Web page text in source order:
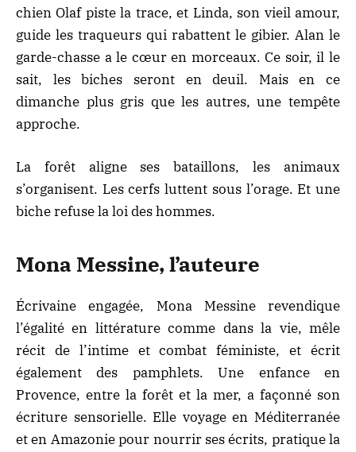
chien Olaf piste la trace, et Linda, son vieil amour,
guide les traqueurs qui rabattent le gibier. Alan le
garde-chasse a le cœur en morceaux. Ce soir, il le
sait, les biches seront en deuil. Mais en ce
dimanche plus gris que les autres, une tempête
approche.
La forêt aligne ses bataillons, les animaux
s’organisent. Les cerfs luttent sous l’orage. Et une
biche refuse la loi des hommes.
Mona Messine, l’auteure
Écrivaine engagée, Mona Messine revendique
l’égalité en littérature comme dans la vie, mêle
récit de l’intime et combat féministe, et écrit
également des pamphlets. Une enfance en
Provence, entre la forêt et la mer, a façonné son
écriture sensorielle. Elle voyage en Méditerranée
et en Amazonie pour nourrir ses écrits, pratique la